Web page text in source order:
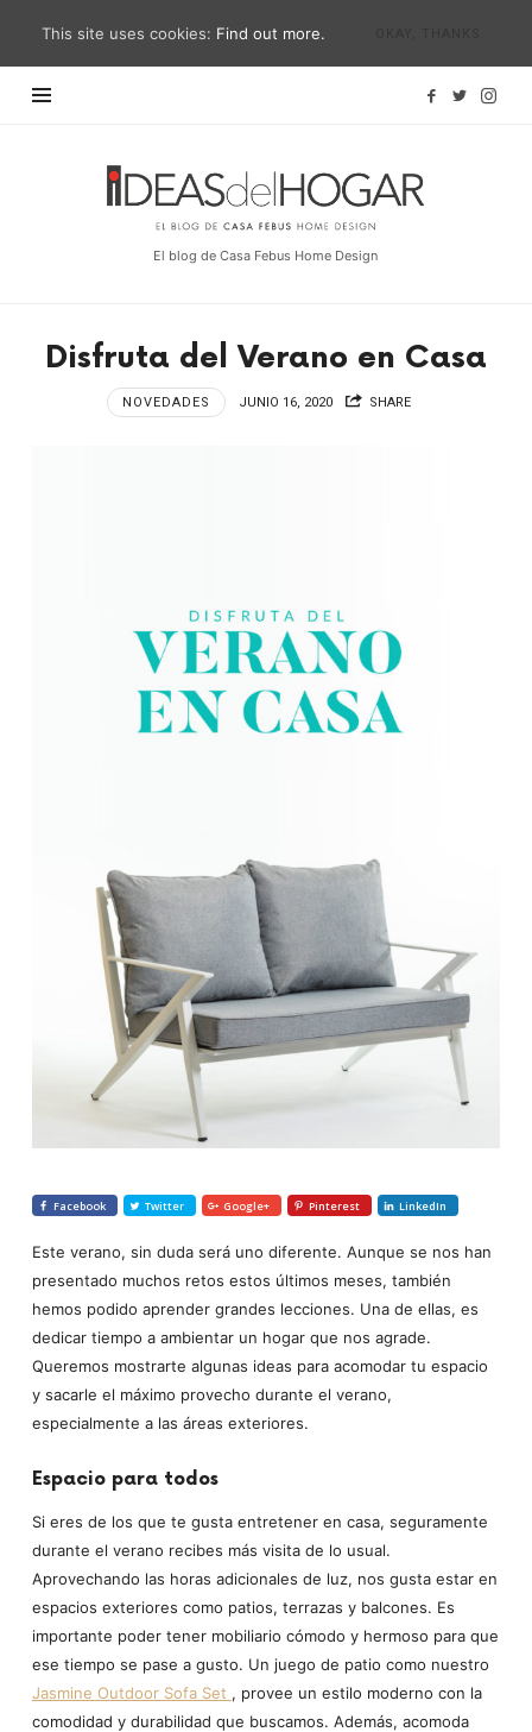
Ideas
del
Hogar
El blog de Casa Febus Home Design
Disfruta del Verano en Casa
NOVEDADES JUNIO 16, 2020 SHARE
Facebook Twitter Google+ Pinterest LinkedIn
Este verano, sin duda será uno diferente. Aunque se nos han
presentado muchos retos estos últimos meses, también
hemos podido aprender grandes lecciones. Una de ellas, es
dedicar tiempo a ambientar un hogar que nos agrade.
Queremos mostrarte algunas ideas para acomodar tu espacio
y sacarle el máximo provecho durante el verano,
especialmente a las áreas exteriores.
Espacio para todos
Si eres de los que te gusta entretener en casa, seguramente
durante el verano recibes más visita de lo usual.
Aprovechando las horas adicionales de luz, nos gusta estar en
espacios exteriores como patios, terrazas y balcones. Es
importante poder tener mobiliario cómodo y hermoso para que
ese tiempo se pase a gusto. Un juego de patio como nuestro
Jasmine Outdoor Sofa Set , provee un estilo moderno con la
comodidad y durabilidad que buscamos. Además, acomoda
This site uses cookies: Find out more.